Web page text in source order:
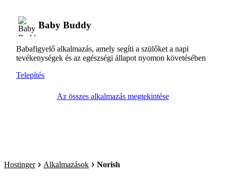
Baby Buddy
Babafigyelő alkalmazás, amely segíti a szülőket a napi
tevékenységek és az egészségi állapot nyomon követésében
Telepítés
Az összes alkalmazás megtekintése
Hostinger Alkalmazások Norish